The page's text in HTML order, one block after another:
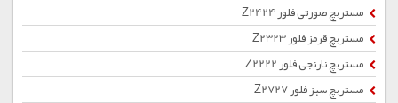
مستربچ صورتی فلور Z2424
مستربچ قرمز فلور Z2323
مستربچ نارنجی فلور Z2222
مستربچ سبز فلور Z2727